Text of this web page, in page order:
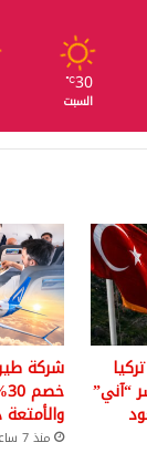
30
℃
السبت
“آني”
شركة
منذ 7 ساعات